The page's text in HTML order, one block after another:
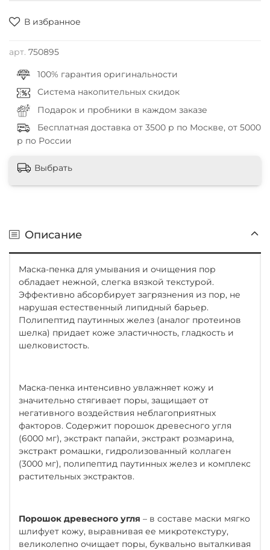
В избранное
арт. 750895
100% гарантия оригинальности
Система накопительных скидок
Подарок и пробники в каждом заказе
Бесплатная доставка от 3500 р по Москве, от 5000
р по России
Выбрать
Описание
Маска-пенка для умывания и очищения пор
обладает нежной, слегка вязкой текстурой.
Эффективно абсорбирует загрязнения из пор, не
нарушая естественный липидный барьер.
Полипептид паутинных желез (аналог протеинов
шелка) придает коже эластичность, гладкость и
шелковистость.
Маска-пенка интенсивно увлажняет кожу и
значительно стягивает поры, защищает от
негативного воздействия неблагоприятных
факторов. Содержит порошок древесного угля
(6000 мг), экстракт папайи, экстракт розмарина,
экстракт ромашки, гидролизованный коллаген
(3000 мг), полипептид паутинных желез и комплекс
растительных экстрактов.
Порошок древесного угля – в составе маски мягко
шлифует кожу, выравнивая ее микротекстуру,
великолепно очищает поры, буквально выталкивая